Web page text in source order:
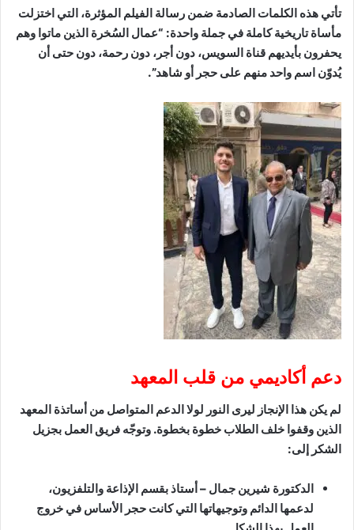
تأتي هذه الكلمات الصادمة ضمن رسالة الفيلم المؤثرة، التي اختزلت
مأساة تاريخية كاملة في جملة واحدة: “عمال السُخرة الذين ماتوا وهم
يحفرون بأيديهم قناة السويس، دون أجر، دون رحمة، دون حتى أن
يُدوّن اسم واحد منهم على حجر أو شاهد”.
دعم أكاديمي من قلب المعهد
لم يكن هذا الإنجاز ليرى النور لولا الدعم المتواصل من أساتذة المعهد
الذين وقفوا خلف الطلاب خطوة بخطوة. وتوجّه فريق العمل بجزيل
الشكر إلى:
الدكتورة شيرين جمال – أستاذ بقسم الإذاعة والتلفزيون،
لدعمها الدائم وتوجيهاتها التي كانت حجر الأساس في خروج